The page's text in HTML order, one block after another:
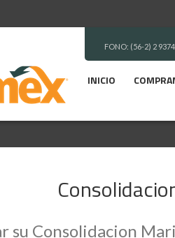
FONO: (56-2) 2
INICIO
su Consolidacion